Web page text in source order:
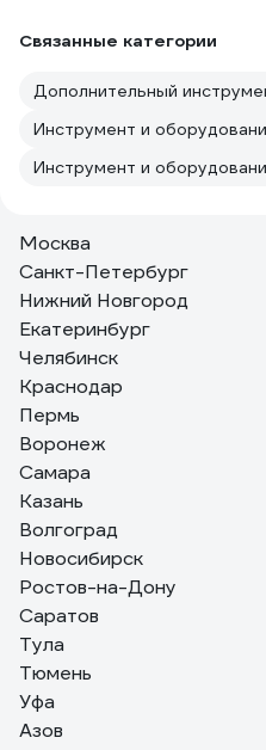
Связанные категории
Дополнительный
Москва
Санкт-Петербург
Нижний Новгород
Екатеринбург
Челябинск
Краснодар
Пермь
Воронеж
Самара
Казань
Волгоград
Новосибирск
Ростов-на-Дону
Саратов
Тула
Тюмень
Уфа
Азов